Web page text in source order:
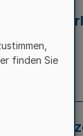
in
NRW)
595
finden Sie